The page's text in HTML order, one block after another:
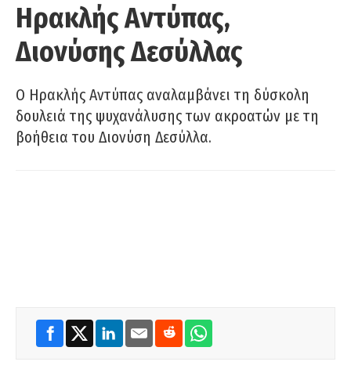
Ηρακλής Αντύπας,
Διονύσης Δεσύλλας
Ο Ηρακλής Αντύπας αναλαμβάνει τη δύσκολη
δουλειά της ψυχανάλυσης των ακροατών με τη
βοήθεια του Διονύση Δεσύλλα.